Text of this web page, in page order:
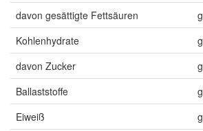
davon gesättigte Fettsäuren
g
Kohlenhydrate
g
davon Zucker
g
Ballaststoffe
g
Eiweiß
g